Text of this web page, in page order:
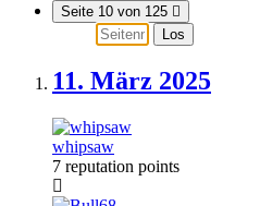
Seite 10 von 125
Los
11. März 2025
whipsaw
7 reputation points